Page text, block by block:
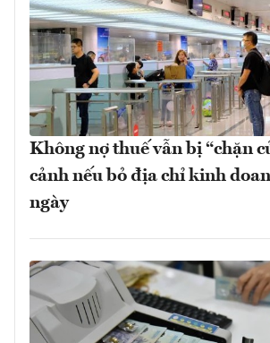
Không nợ thuế vẫn bị “chặn
cảnh nếu bỏ địa chỉ kinh
ngày